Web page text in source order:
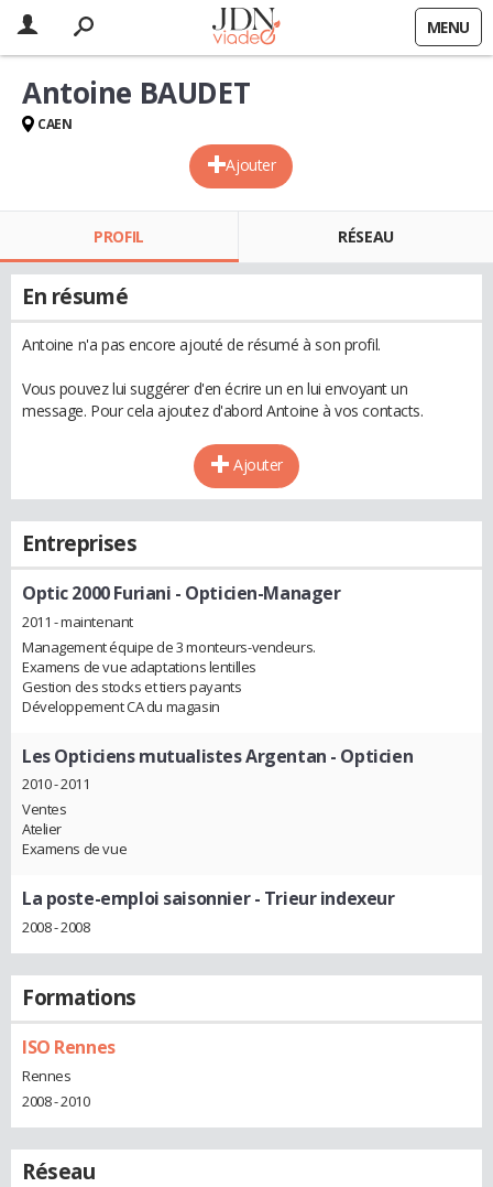
MENU
Ajouter
Antoine BAUDET
CAEN
PROFIL RÉSEAU
En résumé
Antoine n'a pas encore ajouté de résumé à son profil.
Vous pouvez lui suggérer d'en écrire un en lui envoyant un
message. Pour cela ajoutez d'abord Antoine à vos contacts.
Ajouter
Entreprises
Optic 2000 Furiani - Opticien-Manager
2011 - maintenant
Management équipe de 3 monteurs-vendeurs.
Examens de vue adaptations lentilles
Gestion des stocks et tiers payants
Développement CA du magasin
Les Opticiens mutualistes Argentan - Opticien
2010 - 2011
Ventes
Atelier
Examens de vue
La poste-emploi saisonnier- Trieur indexeur
2008 - 2008
Formations
ISO Rennes
Rennes
2008 - 2010
Réseau